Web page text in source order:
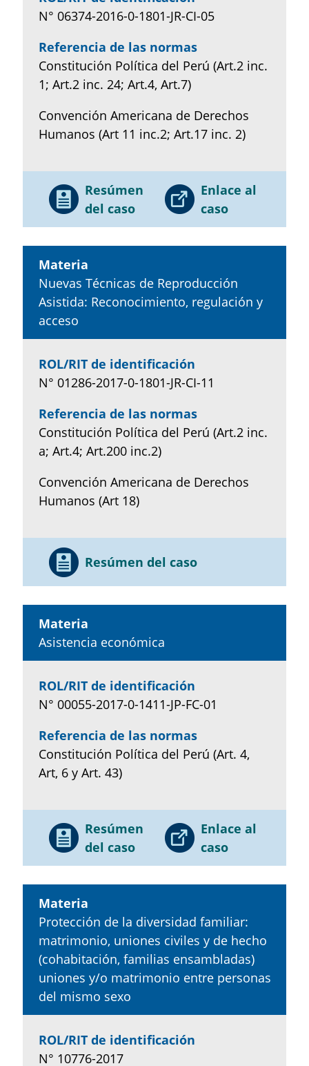
N° 06374-2016-0-1801-JR-CI-05
Referencia de las normas
Constitución Política del Perú (Art.2 inc.
1; Art.2 inc. 24; Art.4, Art.7)
Convención Americana de Derechos
Humanos (Art 11 inc.2; Art.17 inc. 2)
Resúmen
del caso
Enlace al
caso
Materia
Nuevas Técnicas de Reproducción
Asistida: Reconocimiento, regulación y
acceso
ROL/RIT de identificación
N° 01286-2017-0-1801-JR-CI-11
Referencia de las normas
Constitución Política del Perú (Art.2 inc.
a; Art.4; Art.200 inc.2)
Convención Americana de Derechos
Humanos (Art 18)
Resúmen del caso
Materia
Asistencia económica
ROL/RIT de identificación
N° 00055-2017-0-1411-JP-FC-01
Referencia de las normas
Constitución Política del Perú (Art. 4,
Art, 6 y Art. 43)
Resúmen
del caso
Enlace al
caso
Materia
Protección de la diversidad familiar:
matrimonio, uniones civiles y de hecho
(cohabitación, familias ensambladas)
uniones y/o matrimonio entre personas
del mismo sexo
ROL/RIT de identificación
N° 10776-2017